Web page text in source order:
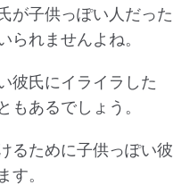
が子供っぽい人だった
られませんよね。
彼氏にイライラした
もあるでしょう。
るために子供っぽい彼
す。